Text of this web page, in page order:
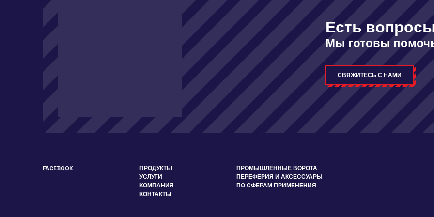
Есть
Мы готовы
СВЯЖИТЕСЬ С НАМИ
FACEBOOK
ПРОДУКТЫ
УСЛУГИ
КОМПАНИЯ
КОНТАКТЫ
ПРОМЫШЛЕННЫЕ ВОРОТА
ПЕРЕФЕРИЯ И АКСЕССУАРЫ
ПО СФЕРАМ ПРИМЕНЕНИЯ